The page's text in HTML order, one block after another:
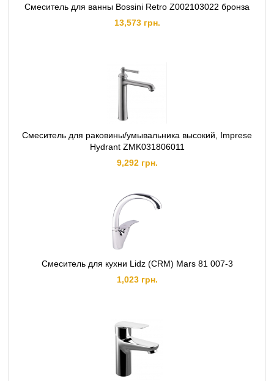
Смеситель для ванны Bossini Retro Z002103022 бронза
13,573 грн.
Смеситель для раковины/умывальника высокий, Imprese
Hydrant ZMK031806011
9,292 грн.
Смеситель для кухни Lidz (CRM) Mars 81 007-3
1,023 грн.